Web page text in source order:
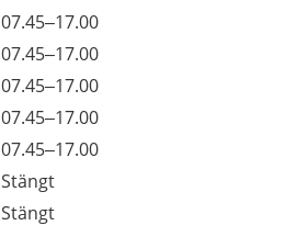
07.45–17.00
07.45–17.00
07.45–17.00
07.45–17.00
07.45–17.00
Stängt
Stängt